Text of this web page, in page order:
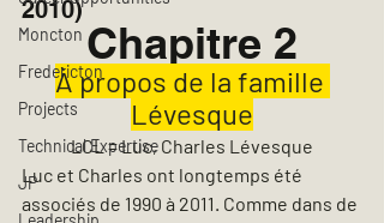
Moncton
Fredericton
Projects
Technical Expertise
JP
2010)
Chapitre 2
À propos de la famille
Lévesque
LCL = Luc, Charles Lévesque
Luc et Charles ont longtemps été
associés de 1990 à 2011. Comme dans de